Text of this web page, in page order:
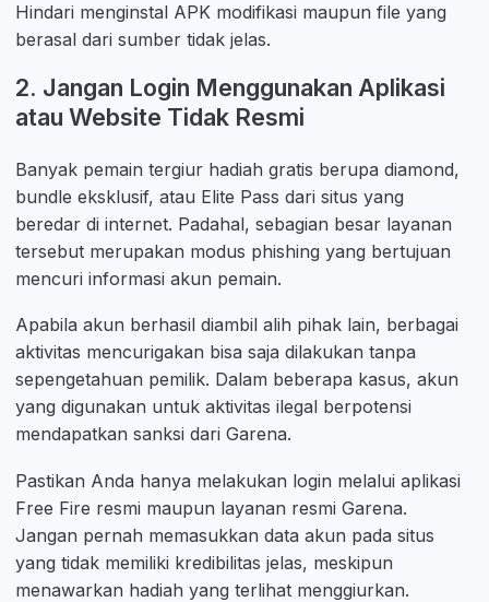
Hindari menginstal APK modifikasi maupun file yang
berasal dari sumber tidak jelas.
2. Jangan Login Menggunakan Aplikasi
atau Website Tidak Resmi
Banyak pemain tergiur hadiah gratis berupa diamond,
bundle eksklusif, atau Elite Pass dari situs yang
beredar di internet. Padahal, sebagian besar layanan
tersebut merupakan modus phishing yang bertujuan
mencuri informasi akun pemain.
Apabila akun berhasil diambil alih pihak lain, berbagai
aktivitas mencurigakan bisa saja dilakukan tanpa
sepengetahuan pemilik. Dalam beberapa kasus, akun
yang digunakan untuk aktivitas ilegal berpotensi
mendapatkan sanksi dari Garena.
Pastikan Anda hanya melakukan login melalui aplikasi
Free Fire resmi maupun layanan resmi Garena.
Jangan pernah memasukkan data akun pada situs
yang tidak memiliki kredibilitas jelas, meskipun
menawarkan hadiah yang terlihat menggiurkan.